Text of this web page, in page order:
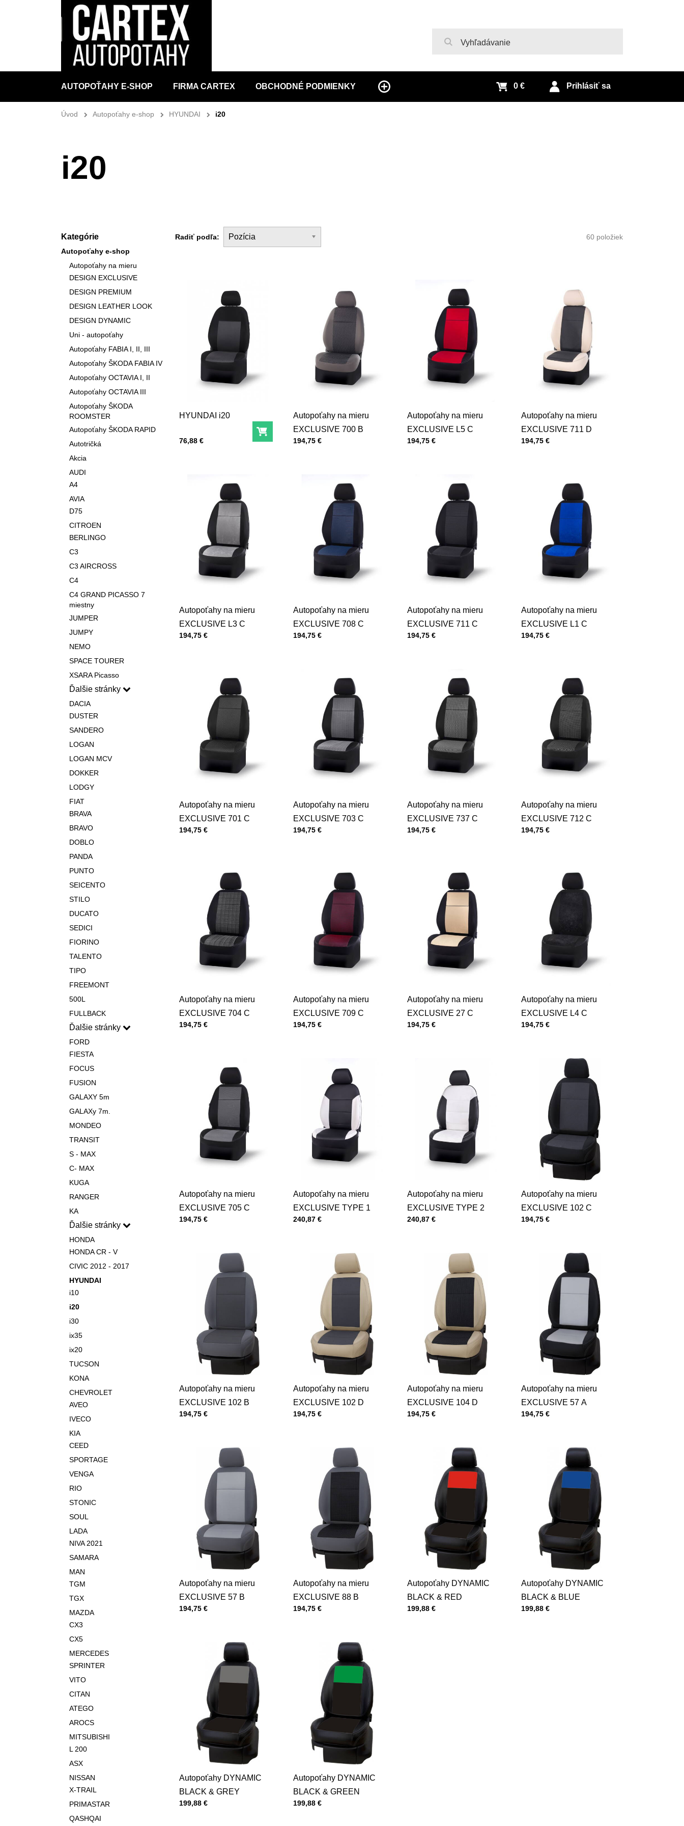
AUTOPOŤAHY E-SHOP FIRMA CARTEX OBCHODNÉ PODMIENKY Prihlásiť sa
0 €
Úvod Autopoťahy e-shop HYUNDAI i20
i20
Radiť podľa: Pozícia 60 položiek
HYUNDAI i20
Cena s DPH
76,88 € Do košíka
Autopoťahy na mieru
EXCLUSIVE 700 B
Cena s DPH
194,75 €
Autopoťahy na mieru
EXCLUSIVE L5 C
Cena s DPH
194,75 €
Autopoťahy na mieru
EXCLUSIVE 711 D
Cena s DPH
194,75 €
Autopoťahy na mieru
EXCLUSIVE L3 C
Cena s DPH
194,75 €
Autopoťahy na mieru
EXCLUSIVE 708 C
Cena s DPH
194,75 €
Autopoťahy na mieru
EXCLUSIVE 711 C
Cena s DPH
194,75 €
Autopoťahy na mieru
EXCLUSIVE L1 C
Cena s DPH
194,75 €
Autopoťahy na mieru
EXCLUSIVE 701 C
Cena s DPH
194,75 €
Autopoťahy na mieru
EXCLUSIVE 703 C
Cena s DPH
194,75 €
Autopoťahy na mieru
EXCLUSIVE 737 C
Cena s DPH
194,75 €
Autopoťahy na mieru
EXCLUSIVE 712 C
Cena s DPH
194,75 €
Autopoťahy na mieru
EXCLUSIVE 704 C
Cena s DPH
194,75 €
Autopoťahy na mieru
EXCLUSIVE 709 C
Cena s DPH
194,75 €
Autopoťahy na mieru
EXCLUSIVE 27 C
Cena s DPH
194,75 €
Autopoťahy na mieru
EXCLUSIVE L4 C
Cena s DPH
194,75 €
Autopoťahy na mieru
EXCLUSIVE 705 C
Cena s DPH
194,75 €
Autopoťahy na mieru
EXCLUSIVE TYPE 1
Cena s DPH
240,87 €
Autopoťahy na mieru
EXCLUSIVE TYPE 2
Cena s DPH
240,87 €
Autopoťahy na mieru
EXCLUSIVE 102 C
Cena s DPH
194,75 €
Autopoťahy na mieru
EXCLUSIVE 102 B
Cena s DPH
194,75 €
Autopoťahy na mieru
EXCLUSIVE 102 D
Cena s DPH
194,75 €
Autopoťahy na mieru
EXCLUSIVE 104 D
Cena s DPH
194,75 €
Autopoťahy na mieru
EXCLUSIVE 57 A
Cena s DPH
194,75 €
Autopoťahy na mieru
EXCLUSIVE 57 B
Cena s DPH
194,75 €
Autopoťahy na mieru
EXCLUSIVE 88 B
Cena s DPH
194,75 €
Autopoťahy DYNAMIC
BLACK & RED
Cena s DPH
199,88 €
Autopoťahy DYNAMIC
BLACK & BLUE
Cena s DPH
199,88 €
Autopoťahy DYNAMIC
BLACK & GREY
Cena s DPH
199,88 €
Autopoťahy DYNAMIC
BLACK & GREEN
Cena s DPH
199,88 €
Kategórie
Autopoťahy e-shop
Autopoťahy na mieru
DESIGN EXCLUSIVE
DESIGN PREMIUM
DESIGN LEATHER LOOK
DESIGN DYNAMIC
Uni - autopoťahy
Autopoťahy FABIA I, II, III
Autopoťahy ŠKODA FABIA IV
Autopoťahy OCTAVIA I, II
Autopoťahy OCTAVIA III
Autopoťahy ŠKODA
ROOMSTER
Autopoťahy ŠKODA RAPID
Autotričká
Akcia
AUDI
A4
AVIA
D75
CITROEN
BERLINGO
C3
C3 AIRCROSS
C4
C4 GRAND PICASSO 7
miestny
JUMPER
JUMPY
NEMO
SPACE TOURER
XSARA Picasso
Ďalšie stránky
DACIA
DUSTER
SANDERO
LOGAN
LOGAN MCV
DOKKER
LODGY
FIAT
BRAVA
BRAVO
DOBLO
PANDA
PUNTO
SEICENTO
STILO
DUCATO
SEDICI
FIORINO
TALENTO
TIPO
FREEMONT
500L
FULLBACK
Ďalšie stránky
FORD
FIESTA
FOCUS
FUSION
GALAXY 5m
GALAXy 7m.
MONDEO
TRANSIT
S - MAX
C- MAX
KUGA
RANGER
KA
Ďalšie stránky
HONDA
HONDA CR - V
CIVIC 2012 - 2017
HYUNDAI
i10
i20
i30
ix35
ix20
TUCSON
KONA
CHEVROLET
AVEO
IVECO
KIA
CEED
SPORTAGE
VENGA
RIO
STONIC
SOUL
LADA
NIVA 2021
SAMARA
MAN
TGM
TGX
MAZDA
CX3
CX5
MERCEDES
SPRINTER
VITO
CITAN
ATEGO
AROCS
MITSUBISHI
L 200
ASX
NISSAN
X-TRAIL
PRIMASTAR
QASHQAI